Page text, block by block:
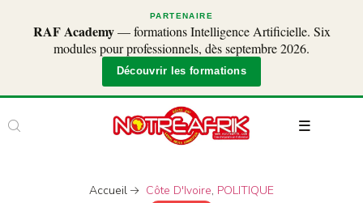
PARTENAIRE
RAF Academy— formations Intelligence Artificielle. Six
modules pour professionnels, dès septembre 2026.
Découvrir les formations
Accueil Côte D'Ivoire, POLITIQUE